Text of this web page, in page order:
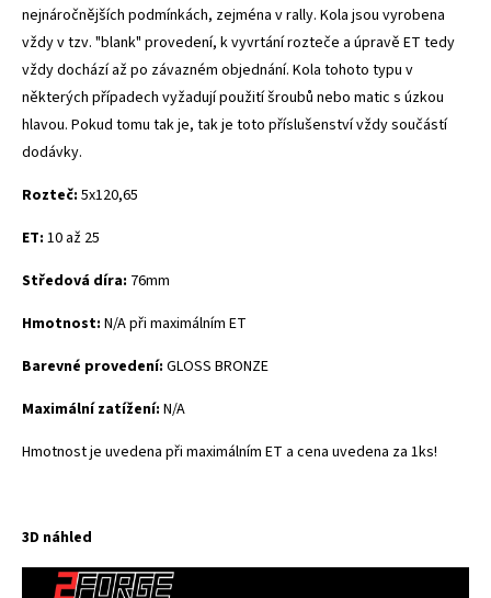
nejnáročnějších podmínkách, zejména v rally. Kola jsou vyrobena
vždy v tzv. "blank" provedení, k vyvrtání rozteče a úpravě ET tedy
vždy dochází až po závazném objednání. Kola tohoto typu v
některých případech vyžadují použití šroubů nebo matic s úzkou
hlavou. Pokud tomu tak je, tak je toto příslušenství vždy součástí
dodávky.
Rozteč: 5x120,65
ET: 10 až 25
Středová díra: 76mm
Hmotnost: N/A při maximálním ET
Barevné provedení: GLOSS BRONZE
Maximální zatížení: N/A
Hmotnost je uvedena při maximálním ET a cena uvedena za 1ks!
3D náhled